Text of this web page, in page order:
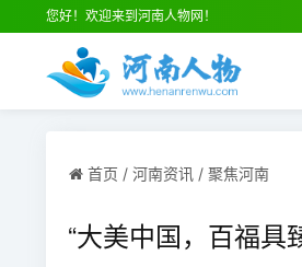
您好！欢迎来到河南人物网！
首页 / 河南资讯 / 聚焦河南
“大美中国，百福具